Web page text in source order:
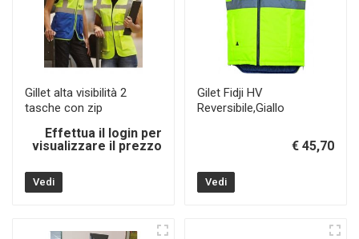
Gillet alta visibilità 2
tasche con zip
Effettua il login per
visualizzare il prezzo
Vedi
Gilet Fidji HV
Reversibile,Giallo
€ 45,70
Vedi